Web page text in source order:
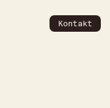
Kontakt